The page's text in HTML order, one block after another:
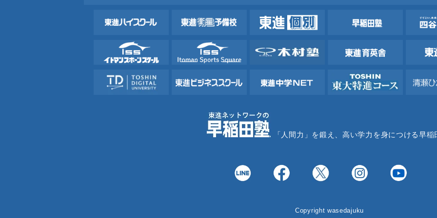
「人間力」を鍛え、高い学力を身につける早稲
Copyright wasedajuku